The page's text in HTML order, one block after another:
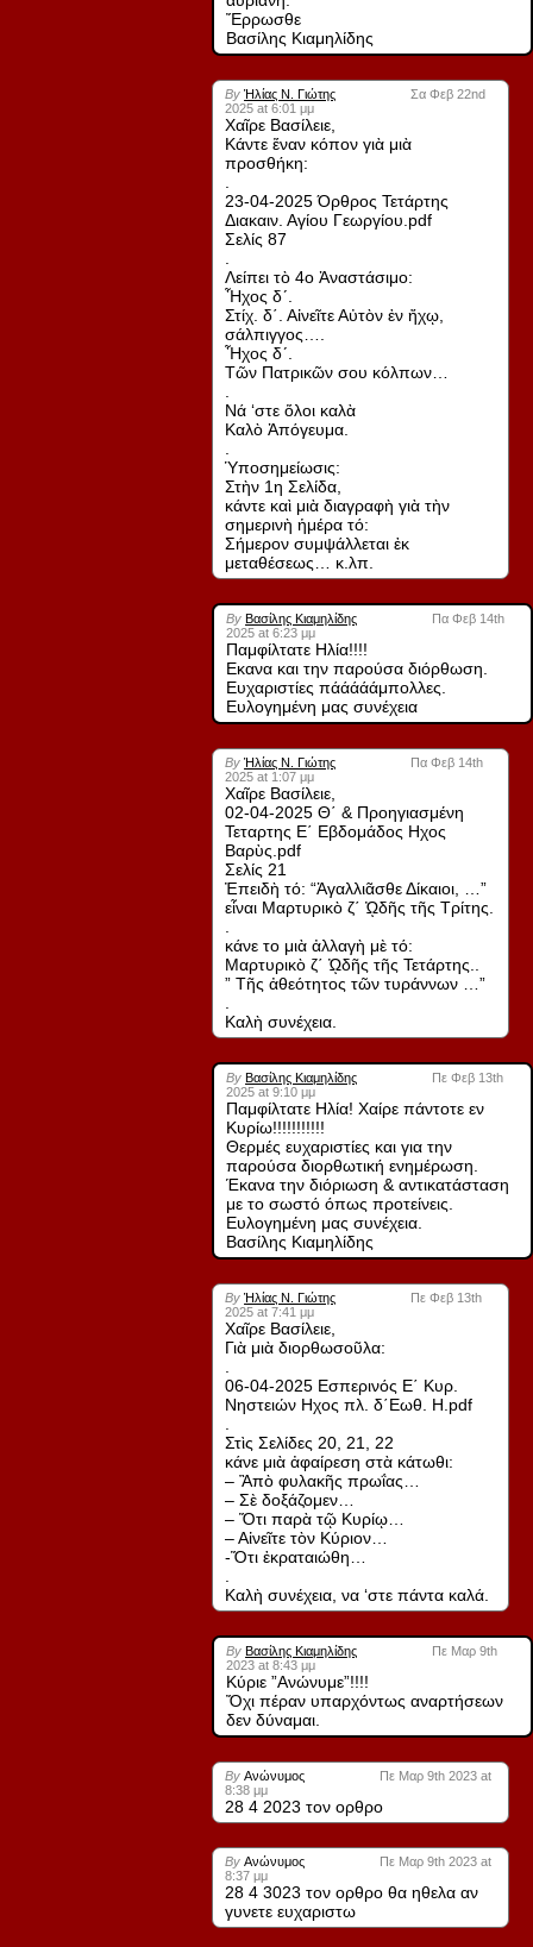
Ἔρρωσθε
Βασίλης Κιαμηλίδης
By Ἠλίας Ν. Γιώτης
Σα Φεβ 22nd
2025 at 6:01 μμ
Χαῖρε Βασίλειε,
Κάντε ἕναν κόπον γιὰ μιὰ
προσθήκη:
.
23-04-2025 Όρθρος Τετάρτης
Διακαιν. Αγίου Γεωργίου.pdf
Σελίς 87
.
Λείπει τὸ 4ο Ἀναστάσιμο:
Ἦχος δ´.
Στίχ. δ΄. Αἰνεῖτε Αὐτὸν ἐν ἤχῳ,
σάλπιγγος….
Ἦχος δ´.
Τῶν Πατρικῶν σου κόλπων…
.
Νά ‘στε ὅλοι καλὰ
Καλὸ Ἀπόγευμα.
.
Ὑποσημείωσις:
Στὴν 1η Σελίδα,
κάντε καὶ μιὰ διαγραφὴ γιὰ τὴν
σημερινὴ ἡμέρα τό:
Σήμερον συμψάλλεται ἐκ
μεταθέσεως… κ.λπ.
By Βασίλης Κιαμηλίδης
Πα Φεβ 14th
2025 at 6:23 μμ
Παμφίλτατε Ηλία!!!!
Εκανα και την παρούσα διόρθωση.
Ευχαριστίες πάάάάάμπολλες.
Ευλογημένη μας συνέχεια
By Ἠλίας Ν. Γιώτης
Πα Φεβ 14th
2025 at 1:07 μμ
Χαῖρε Βασίλειε,
02-04-2025 Θ΄ & Προηγιασμένη
Τεταρτης Ε΄ Εβδομάδος Ηχος
Βαρὺς.pdf
Σελίς 21
Ἐπειδὴ τό: “Ἀγαλλιᾶσθε Δίκαιοι, …”
εἶναι Μαρτυρικὸ ζ΄ ᾨδῆς τῆς Τρίτης.
.
κάνε το μιὰ ἀλλαγὴ μὲ τό:
Μαρτυρικὸ ζ΄ ᾨδῆς τῆς Τετάρτης..
” Τῆς ἀθεότητος τῶν τυράννων …”
.
Καλὴ συνέχεια.
By Βασίλης Κιαμηλίδης
Πε Φεβ 13th
2025 at 9:10 μμ
Παμφίλτατε Ηλία! Χαίρε πάντοτε εν
Κυρίω!!!!!!!!!!!
Θερμές ευχαριστίες και για την
παρούσα διορθωτική ενημέρωση.
Έκανα την διόριωση & αντικατάσταση
με το σωστό όπως προτείνεις.
Ευλογημένη μας συνέχεια.
Βασίλης Κιαμηλίδης
By Ἠλίας Ν. Γιώτης
Πε Φεβ 13th
2025 at 7:41 μμ
Χαῖρε Βασίλειε,
Γιὰ μιὰ διορθωσοῦλα:
.
06-04-2025 Εσπερινός Ε΄ Κυρ.
Νηστειών Ηχος πλ. δ΄Εωθ. Η.pdf
.
Στὶς Σελίδες 20, 21, 22
κάνε μιὰ ἀφαίρεση στὰ κάτωθι:
– Ἂπὸ φυλακῆς πρωΐας…
– Σὲ δοξάζομεν…
– Ὅτι παρὰ τῷ Κυρίῳ…
– Αἰνεῖτε τὸν Κύριον…
-Ὅτι ἐκραταιώθη…
.
Καλὴ συνέχεια, να ‘στε πάντα καλά.
By Βασίλης Κιαμηλίδης
Πε Μαρ 9th
2023 at 8:43 μμ
Κύριε ”Ανώνυμε”!!!!
Ὄχι πέραν υπαρχόντως αναρτήσεων
δεν δύναμαι.
By Ανώνυμος
Πε Μαρ 9th 2023 at
8:38 μμ
28 4 2023 τον ορθρο
By Ανώνυμος
Πε Μαρ 9th 2023 at
8:37 μμ
28 4 3023 τον ορθρο θα ηθελα αν
γυνετε ευχαριστω